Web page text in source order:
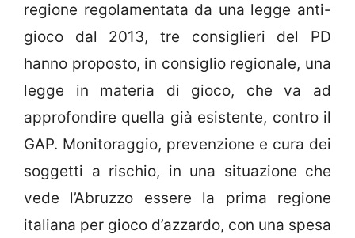
regione regolamentata da una legge anti-
gioco dal 2013, tre consiglieri del PD
hanno proposto, in consiglio regionale, una
legge in materia di gioco, che va ad
approfondire quella già esistente, contro il
GAP. Monitoraggio, prevenzione e cura dei
soggetti a rischio, in una situazione che
vede l’Abruzzo essere la prima regione
italiana per gioco d’azzardo, con una spesa